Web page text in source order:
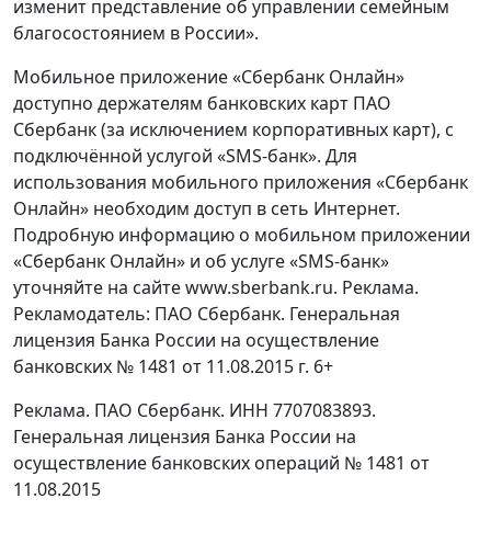
изменит представление об управлении семейным
благосостоянием в России».
Мобильное приложение «Сбербанк Онлайн»
доступно держателям банковских карт ПАО
Сбербанк (за исключением корпоративных карт), с
подключённой услугой «SMS-банк». Для
использования мобильного приложения «Сбербанк
Онлайн» необходим доступ в сеть Интернет.
Подробную информацию о мобильном приложении
«Сбербанк Онлайн» и об услуге «SMS-банк»
уточняйте на сайте www.sberbank.ru. Реклама.
Рекламодатель: ПАО Сбербанк. Генеральная
лицензия Банка России на осуществление
банковских № 1481 от 11.08.2015 г. 6+
Реклама. ПАО Сбербанк. ИНН 7707083893.
Генеральная лицензия Банка России на
осуществление банковских операций № 1481 от
11.08.2015